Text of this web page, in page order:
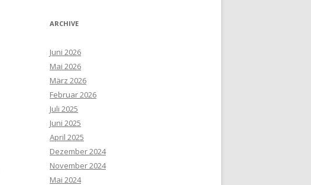
ARCHIVE
Juni 2026
Mai 2026
März 2026
Februar 2026
Juli 2025
Juni 2025
April 2025
Dezember 2024
November 2024
Mai 2024